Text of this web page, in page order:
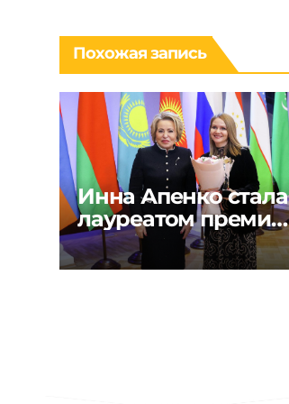
Похожая запись
Инна Апенко стала
лауреатом премии
«Содружество
моды» в России